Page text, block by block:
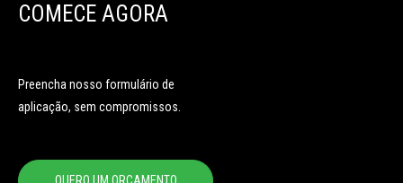
COMECE AGORA
Preencha nosso formulário de
aplicação, sem compromissos.